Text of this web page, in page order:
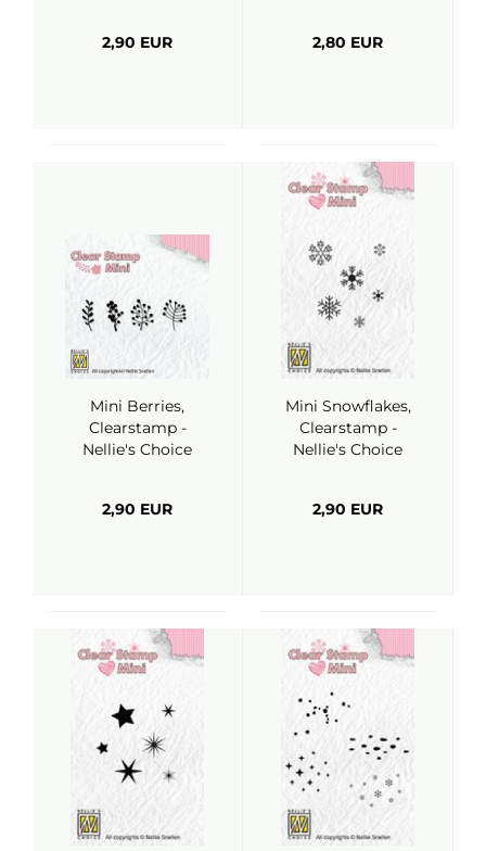
2,90 EUR 2,80 EUR
Mini Berries,
Clearstamp -
Nellie's Choice
2,90 EUR
Mini Snowflakes,
Clearstamp -
Nellie's Choice
2,90 EUR